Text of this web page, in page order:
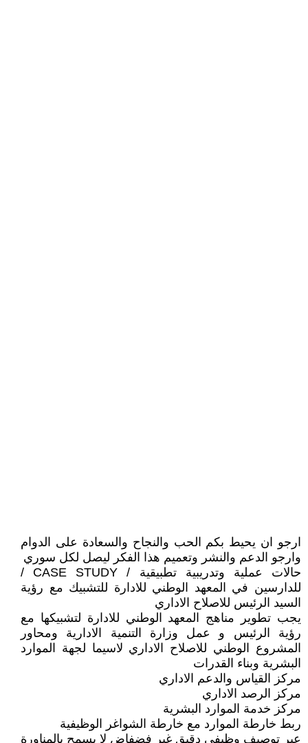
ارجو ان يحيط بكم الحب والنجاح والسعادة على الدوام
وارجو الدعم والنشر وتعميم هذا الفكر ليصل لكل سوري
حالات عملية وتدريبية تطبيقية / CASE STUDY /
للدارسين في المعهد الوطني للادارة للتشبيك مع رؤية
السيد الرئيس للاصلاح الاداري
يجب تطوير مناهج المعهد الوطني للادارة لتشبيكها مع
رؤية الرئيس و عمل وزارة التنمية الادارية ومحاور
المشروع الوطني للاصلاح الاداري لاسيما لجهة الموارد
البشرية وبناء القدرات
مركز القياس والدعم الاداري
مركز الرصد الاداري
مركز خدمة الموارد البشرية
ربط خارطة الموارد مع خارطة الشواغر الوظيفية
عبر توصيف وظيفي دقيق غير فضفاض لا يسمح بالمناورة